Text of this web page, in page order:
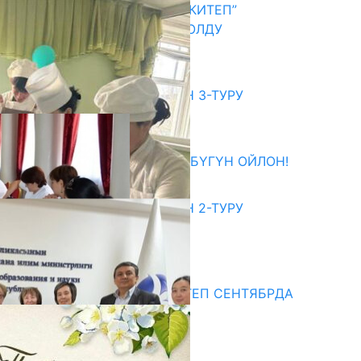
АКЫН А.ИСМАИЛОВ “АЛТЫН КИТЕП”
СЫЙЛЫГЫНЫН ЛАУРЕАТЫ БОЛДУ
06.08.2026
ЖОЖДОРГО КАБЫЛ АЛУУНУН 3-ТУРУ
БАШТАЛДЫ
27.07.2026
ӨЗҮҢДҮН КЕЛЕЧЕГИҢ ҮЧҮН БҮГҮН ОЙЛОН!
20.07.2026
ЖОЖДОРГО КАБЫЛ АЛУУНУН 2-ТУРУ
20.07.2026
СУЗАКТА 750 ОРУНДУУ МЕКТЕП СЕНТЯБРДА
ПАЙДАЛАНУУГА БЕРИЛЕТ
07.08.2025